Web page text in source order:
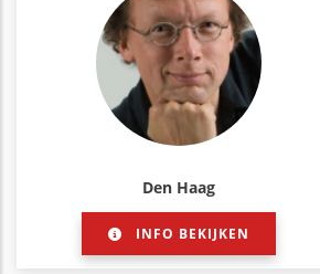
Den Haag
INFO BEKIJKEN